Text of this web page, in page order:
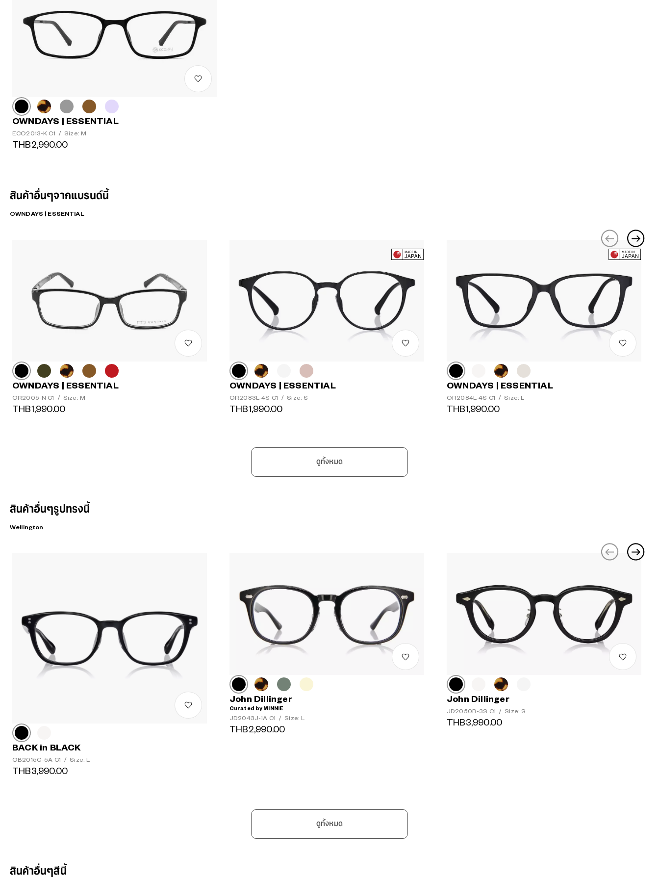
OWNDAYS | ESSENTIAL
ECO2013-K C1 / Size: M
THB2,990.00
สินค้าอื่นๆจากแบรนด์นี้
OWNDAYS | ESSENTIAL
OWNDAYS | ESSENTIAL
OR2005-N C1 / Size: M
THB1,990.00
OWNDAYS | ESSENTIAL
OR2083L-4S C1 / Size: S
THB1,990.00
OWNDAYS | ESSENTIAL
OR2084L-4S C1 / Size: L
THB1,990.00
ดูทั้งหมด
สินค้าอื่นๆรูปทรงนี้
Wellington
BACK in BLACK
OB2015G-5A C1 / Size: L
THB3,990.00
John Dillinger
Curated by MINNIE
JD2043J-1A C1 / Size: L
THB2,990.00
John Dillinger
JD2050B-3S C1 / Size: S
THB3,990.00
ดูทั้งหมด
สินค้าอื่นๆสีนี้